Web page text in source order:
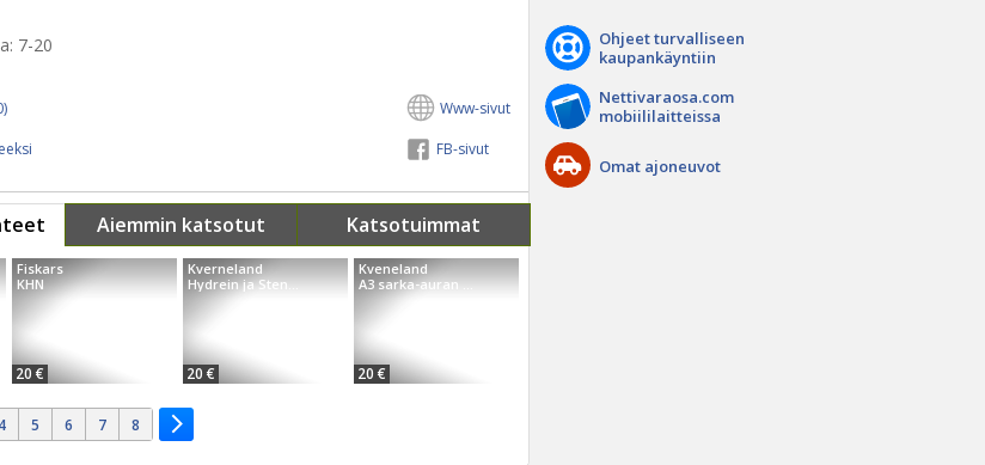
7-20
Www-sivut
FB-sivut
Aiemmin katsotut Katsotuimmat
Fiskars
KHN
20 €
Kverneland
Hydrein ja Sten...
20 €
Kveneland
A3 sarka-auran ...
20 €
4 5 6 7 8
Ohjeet turvalliseen
kaupankäyntiin
Nettivaraosa.com
mobiililaitteissa
Omat ajoneuvot